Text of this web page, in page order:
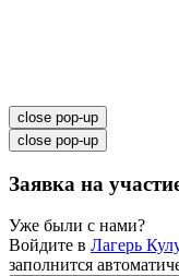
close pop-up
close pop-up
Заявка на
Уже были с нами?
Войдите в Лагерь
заполнится